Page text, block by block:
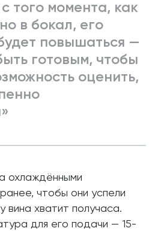
того момента, как
в бокал, его
повышаться —
готовым, чтобы
оценить,
охлаждёнными
чтобы они успели
вина хватит получаса.
для его подачи — 15-